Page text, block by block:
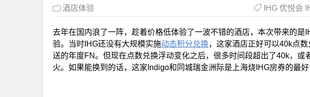
酒店体验 IHG 优悦会
去年在国内浪了一阵，趁着价格低体验了一波不错的酒店，本次带来的是
验。当时IHG还没有大规模实施动态积分兑换，这家酒店正好可以40k点
送的年度FN。但现在点数兑换浮动变化之后，很多时间段超出了40k，或
火。如果能换到的话，这家Indigo和同城瑞金洲际是上海烧IHG房券的最好